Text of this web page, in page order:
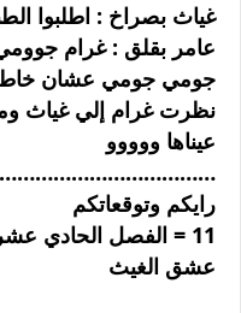
غياث بصراخ : اطلبوا
عامر بقلق : غرام
جومي جومي عشان
نظرت غرام إلي غياث
عيناها ووووو
رايكم وتوقعاتكم
11 = الفصل الحادي عشر
عشق الغيث